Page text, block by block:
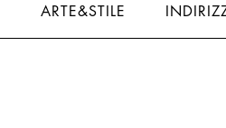
ARTE&STILE